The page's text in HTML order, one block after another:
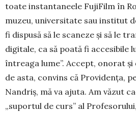
toate instantaneele FujiFilm în
muzeu, universitate sau institut
fi dispusă să le scaneze și să le
digitale, ca să poată fi accesibile
întreaga lume”. Ac­cept, onorat
de asta, con­vins că Providența,
Nan­driș, mă va ajuta. Am văzut
„suportul de curs” al